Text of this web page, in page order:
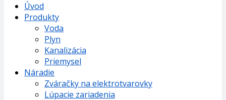
Úvod
Produkty
Voda
Plyn
Kanalizácia
Priemysel
Náradie
Zváračky na elektrotvarovky
Lúpacie zariadenia